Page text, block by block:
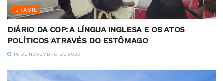
BRASIL
DIÁRIO DA COP: A LÍNGUA INGLESA E OS ATOS
POLÍTICOS ATRAVÉS DO ESTÔMAGO
14 DE NOVEMBRO DE 2025